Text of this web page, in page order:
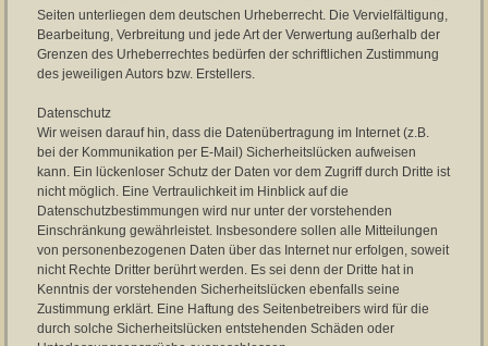
Seiten unterliegen dem deutschen Urheberrecht. Die Vervielfältigung,
Bearbeitung, Verbreitung und jede Art der Verwertung außerhalb der
Grenzen des Urheberrechtes bedürfen der schriftlichen Zustimmung
des jeweiligen Autors bzw. Erstellers.
Datenschutz
Wir weisen darauf hin, dass die Datenübertragung im Internet (z.B.
bei der Kommunikation per E-Mail) Sicherheitslücken aufweisen
kann. Ein lückenloser Schutz der Daten vor dem Zugriff durch Dritte ist
nicht möglich. Eine Vertraulichkeit im Hinblick auf die
Datenschutzbestimmungen wird nur unter der vorstehenden
Einschränkung gewährleistet. Insbesondere sollen alle Mitteilungen
von personenbezogenen Daten über das Internet nur erfolgen, soweit
nicht Rechte Dritter berührt werden. Es sei denn der Dritte hat in
Kenntnis der vorstehenden Sicherheitslücken ebenfalls seine
Zustimmung erklärt. Eine Haftung des Seitenbetreibers wird für die
durch solche Sicherheitslücken entstehenden Schäden oder